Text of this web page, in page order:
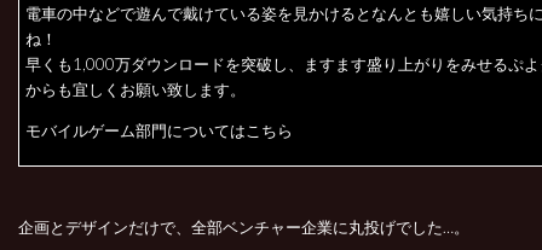
電車の中などで遊んで戴けている姿を見かけるとなんとも嬉しい気持ち
ね！
早くも1,000万ダウンロードを突破し、ますます盛り上がりをみせるぷ
からも宜しくお願い致します。
モバイルゲーム部門についてはこちら
企画とデザインだけで、全部ベンチャー企業に丸投げでした…。